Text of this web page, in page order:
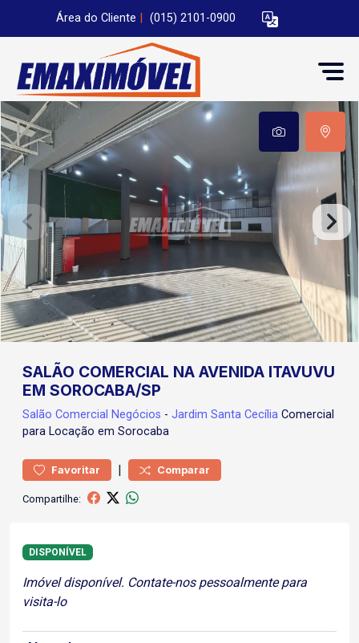
Área do Cliente (015) 2101-0900
SALÃO COMERCIAL NA AVENIDA ITAVUVU
EM SOROCABA/SP
Salão Comercial Negócios - Jardim Santa Cecília Comercial
para Locação em Sorocaba
Favoritar | Comparar
Compartilhe:
DISPONÍVEL
Imóvel disponível. Contate-nos pessoalmente para
visita-lo